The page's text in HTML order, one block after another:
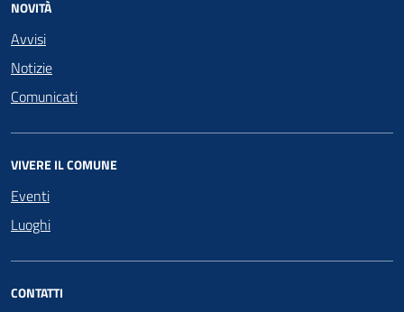
NOVITÀ
Avvisi
Notizie
Comunicati
VIVERE IL COMUNE
Eventi
Luoghi
CONTATTI